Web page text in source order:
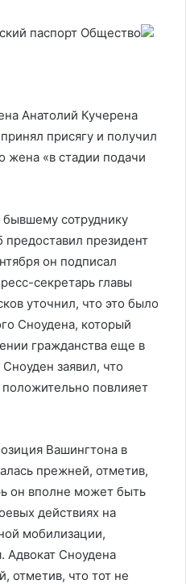
паспорт Общество
Анатолий Кучерена
присягу и получил
жена «в стадии подачи
сотруднику
президент
он подписал
секретарь главы
уточнил, что это было
Сноудена, который
гражданства еще в
заявил, что
повлияет
Вашингтона в
прежней, отметив,
он вполне может быть
действиях на
мобилизации,
Адвокат Сноудена
отметив, что тот не